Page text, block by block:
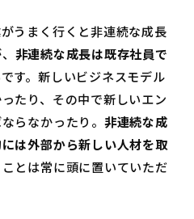
うまく行くと非連続な成長
非連続な成長は既存社員で
す。新しいビジネスモデル
たり、その中で新しいエン
らなかったり。 非連続な成
は外部から新しい人材を取
ことは常に頭に置いていただ